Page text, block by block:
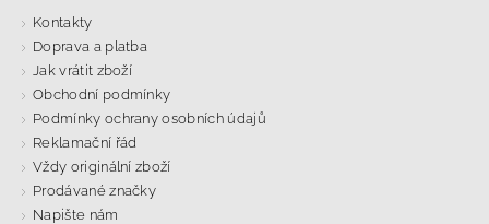
Kontakty
Doprava a platba
Jak vrátit zboží
Obchodní podmínky
Podmínky ochrany osobních údajů
Reklamační řád
Vždy originální zboží
Prodávané značky
Napište nám